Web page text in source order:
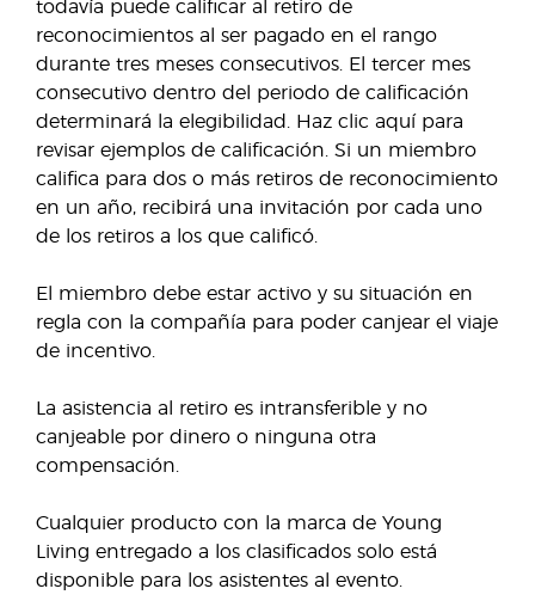
todavía puede calificar al retiro de
reconocimientos al ser pagado en el rango
durante tres meses consecutivos. El tercer mes
consecutivo dentro del periodo de calificación
determinará la elegibilidad. Haz clic aquí para
revisar ejemplos de calificación. Si un miembro
califica para dos o más retiros de reconocimiento
en un año, recibirá una invitación por cada uno
de los retiros a los que calificó.
El miembro debe estar activo y su situación en
regla con la compañía para poder canjear el viaje
de incentivo.
La asistencia al retiro es intransferible y no
canjeable por dinero o ninguna otra
compensación.
Cualquier producto con la marca de Young
Living entregado a los clasificados solo está
disponible para los asistentes al evento.